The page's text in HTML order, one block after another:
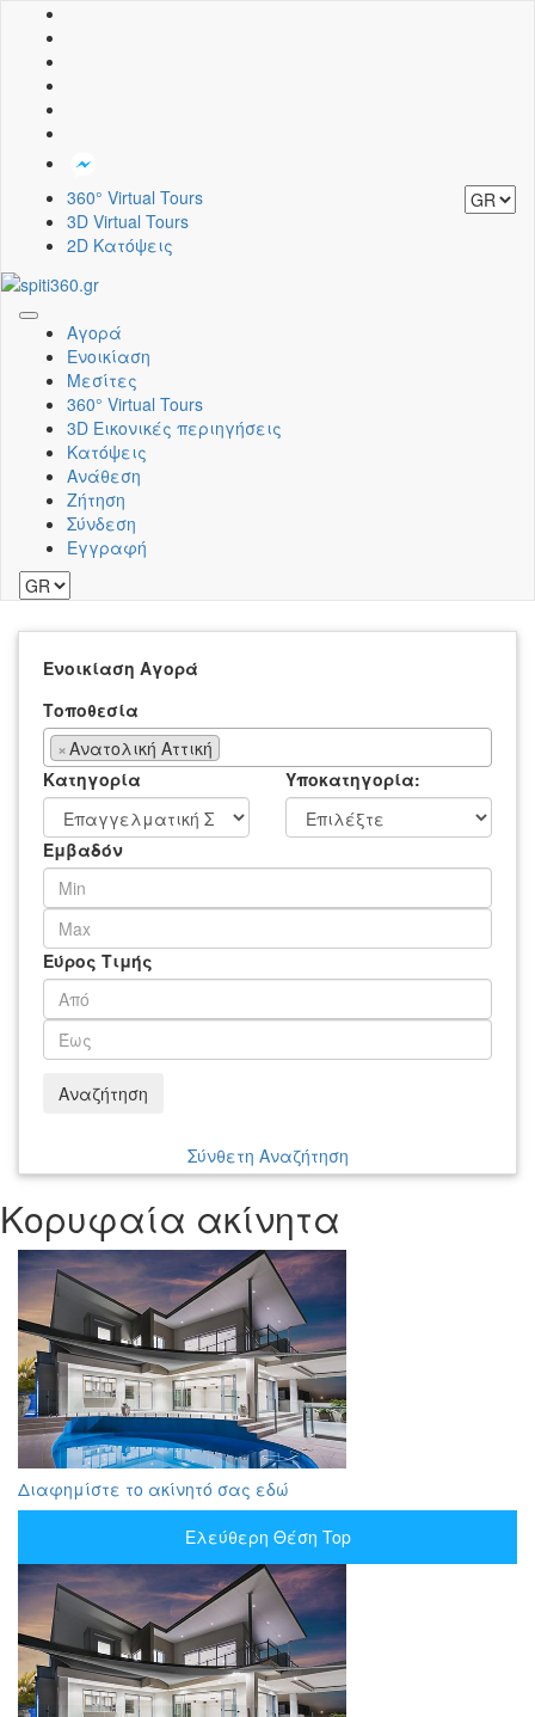
360° Virtual Tours
3D Virtual Tours
2D Κατόψεις
Toggle
navigation
Αγορά
Ενοικίαση
Μεσίτες
360° Virtual Tours
3D Εικονικές περιηγήσεις
Κατόψεις
Ανάθεση
Ζήτηση
Σύνδεση
Εγγραφή
Ενοικίαση Αγορά
Τοποθεσία
×Ανατολική Αττική
Κατηγορία
Υποκατηγορία:
Εμβαδόν
Εύρος Τιμής
Αναζήτηση
Σύνθετη Αναζήτηση
Κορυφαία ακίνητα
Διαφημίστε το ακίνητό σας εδώ
Ελεύθερη Θέση Top